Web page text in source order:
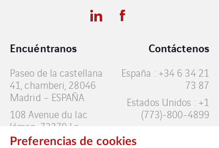
Encuéntranos
Paseo de la castellana
41, chamberi, 28046
Madrid – ESPAÑA
108 Avenue du lac
léman, 73370 Le
Bourget du lac,
Contáctenos
España : +34 6 34 21
73 87
Estados Unidos : +1
(773)-800-4899
Preferencias de cookies